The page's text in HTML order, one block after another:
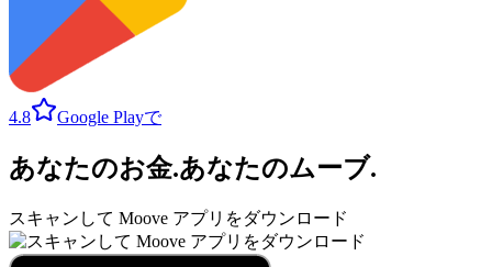
4.8 Google Playで
あなたのお金.あなたのムーブ.
スキャンして Moove アプリをダウンロード